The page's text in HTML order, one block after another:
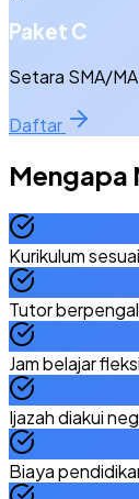
Paket C
Setara SMA/MA
Daftar
Mengapa
Kurikulum
Tutor
Jam belajar
Ijazah diakui
Biaya